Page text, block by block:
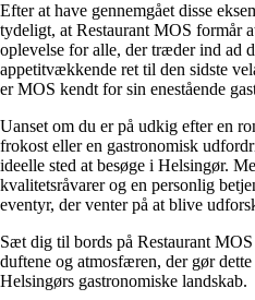
Efter at have gennemgået disse
tydeligt, at Restaurant MOS formår
oplevelse for alle, der træder ind ad
appetitvækkende ret til den sidste
er MOS kendt for sin enestående
Uanset om du er på udkig efter en
frokost eller en gastronomisk
ideelle sted at besøge i Helsingør.
kvalitetsråvarer og en personlig
eventyr, der venter på at blive
Sæt dig til bords på Restaurant
duftene og atmosfæren, der gør
Helsingørs gastronomiske landskab.